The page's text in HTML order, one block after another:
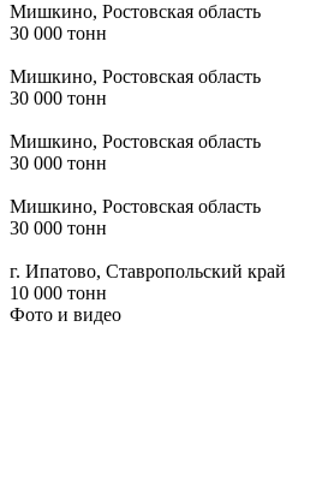
Мишкино, Ростовская область
30 000 тонн
Мишкино, Ростовская область
30 000 тонн
Мишкино, Ростовская область
30 000 тонн
Мишкино, Ростовская область
30 000 тонн
г. Ипатово, Ставропольский край
10 000 тонн
Фото и видео